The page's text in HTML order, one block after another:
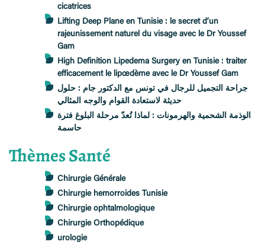
cicatrices
Lifting Deep Plane en Tunisie : le secret d’un
rajeunissement naturel du visage avec le Dr Youssef
Gam
High Definition Lipedema Surgery en Tunisie : traiter
efficacement le lipœdème avec le Dr Youssef Gam
جراحة التجميل للرجال في تونس مع الدكتور جام : حلول
حديثة لاستعادة القوام والوجه المثالي
الوذمة الشحمية والهرمونات : لماذا تُعدّ مرحلة البلوغ فترة
حاسمة
Thèmes Santé
Chirurgie Générale
Chirurgie hemorroides Tunisie
Chirurgie ophtalmologique
Chirurgie Orthopédique
urologie